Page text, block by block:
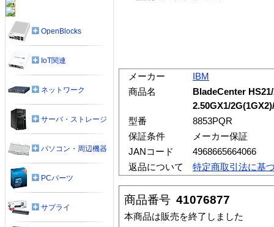
メーカー
IBM
商品名
BladeCenter
2.50GX1/
型番
8853PQR
保証条件
メーカー保証
JANコード
4968665664066
返品について
特定商取引法に基
商品番号 41076877
本商品は販売を終了しました
OpenBlocks
IoT関連
ネットワーク
サーバ・ストレージ
パソコン・周辺機器
PCパーツ
サプライ